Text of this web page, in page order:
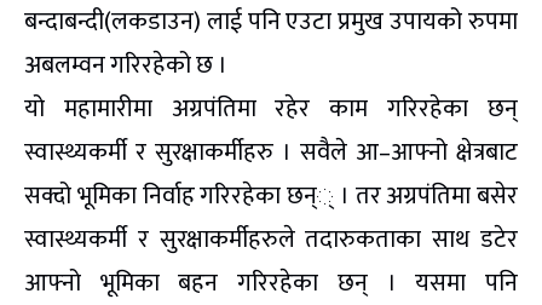
बन्दाबन्दी(लकडाउन) लाई पनि एउटा प्रमुख उपायको रुपमा
अबलम्वन गरिरहेको छ ।
यो महामारीमा अग्रपंतिमा रहेर काम गरिरहेका छन्
स्वास्थ्यकर्मी र सुरक्षाकर्मीहरु । सवैले आ–आफ्नो क्षेत्रबाट
सक्दो भूमिका निर्वाह गरिरहेका छन्् । तर अग्रपंतिमा बसेर
स्वास्थ्यकर्मी र सुरक्षाकर्मीहरुले तदारुकताका साथ डटेर
आफ्नो भूमिका बहन गरिरहेका छन् । यसमा पनि